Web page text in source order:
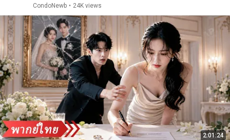
CondoNewb • 24K views
2:01:24